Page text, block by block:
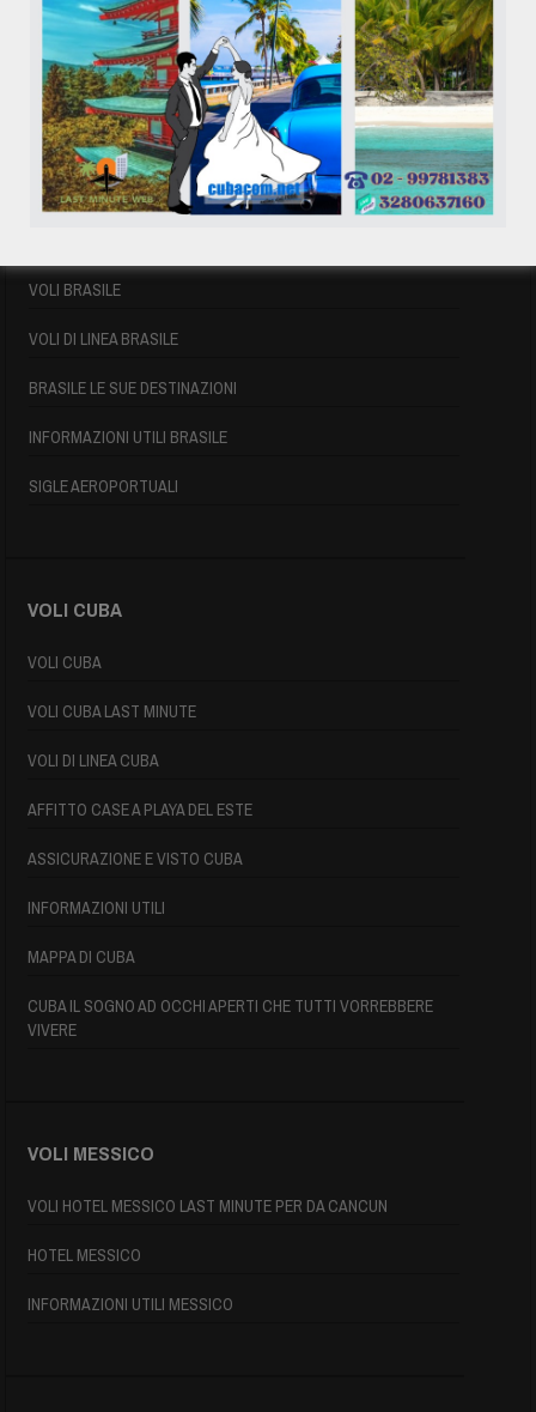
24 26 27 28 29 30
31
« Mag
VOLI BRASILE
VOLI DI LINEA BRASILE
BRASILE LE SUE DESTINAZIONI
INFORMAZIONI UTILI BRASILE
SIGLE AEROPORTUALI
VOLI CUBA
VOLI CUBA
VOLI CUBA LAST MINUTE
VOLI DI LINEA CUBA
AFFITTO CASE A PLAYA DEL ESTE
ASSICURAZIONE E VISTO CUBA
INFORMAZIONI UTILI
MAPPA DI CUBA
CUBA IL SOGNO AD OCCHI APERTI CHE TUTTI VORREBBERE
VIVERE
VOLI MESSICO
VOLI HOTEL MESSICO LAST MINUTE PER DA CANCUN
HOTEL MESSICO
INFORMAZIONI UTILI MESSICO